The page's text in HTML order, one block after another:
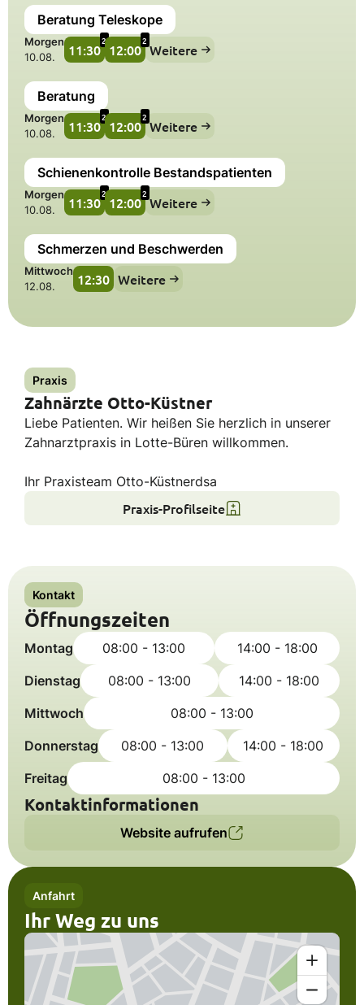
Beratung Teleskope
Morgen
10.08.
11:30
2
12:00
2
Weitere
Beratung
Morgen
10.08.
11:30
2
12:00
2
Weitere
Schienenkontrolle Bestandspatienten
Morgen
10.08.
11:30
2
12:00
2
Weitere
Schmerzen und Beschwerden
Mittwoch
12.08.
12:30 Weitere
Praxis
Zahnärzte Otto-Küstner
Liebe Patienten. Wir heißen Sie herzlich in unserer
Zahnarztpraxis in Lotte-Büren willkommen.
Ihr Praxisteam Otto-Küstnerdsa
Praxis-Profilseite
Kontakt
Öffnungszeiten
Montag 08:00 - 13:00
14:00 - 18:00
Dienstag
08:00 - 13:00
14:00 - 18:00
Mittwoch
08:00 - 13:00
Donnerstag
08:00 - 13:00
14:00 - 18:00
Freitag
08:00 - 13:00
Kontaktinformationen
Website aufrufen
Anfahrt
Ihr Weg zu uns